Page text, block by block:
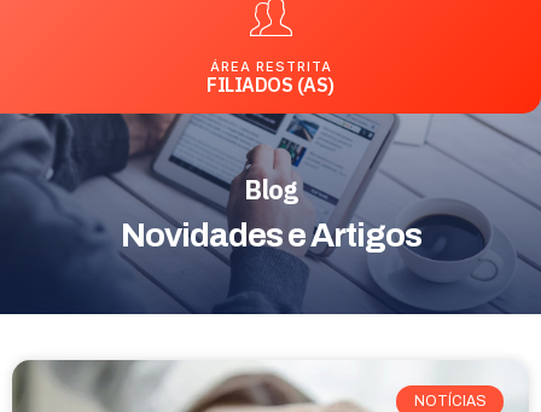
ÁREA RESTRITA
FILIADOS (AS)
Blog
Novidades e Artigos
NOTÍCIAS